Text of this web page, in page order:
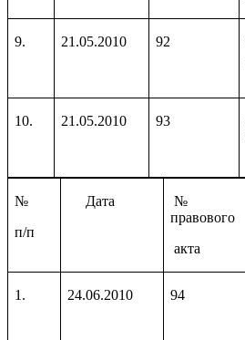
9. 21.05.2010 92
10. 21.05.2010 93
№
п/п
Дата
№
правового
акта
1. 24.06.2010 94